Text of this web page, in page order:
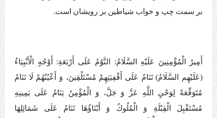
بر سمت چپ و خواب شیاطین بر رویشان است.
أَمِيرُ الْمُؤْمِنِينَ عَلَيْهِ السَّلَامُ: النَّوْمُ عَلَی أَرْبَعَةِ: أَوْجُهٍ الْأَنْبِيَاءُ
(عَلَيْهِم السَّلَامُ) تَنَامُ عَلَی‏ أَقْفِيَتِهِمْ‏ مُسْتَلْقِينَ‏، وَ أَعْيُنُهُمْ‏ لَا تَنَامُ
مُتَوَقِّعَةً لِوَحْيِ اللَّهِ عَزَّ وَ جَلَّ، وَ الْمُؤْمِنُ يَنَامُ عَلَی يَمِينِهِ
مُسْتَقْبِلَ الْقِبْلَةِ وَ الْمُلُوكُ وَ أَبْنَاؤُهَا تَنَامُ عَلَی شَمَائِلِهَا